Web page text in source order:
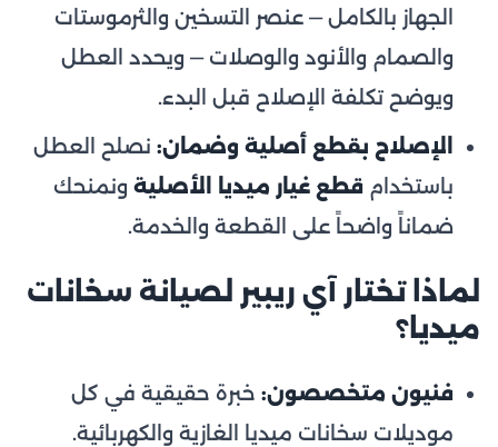
الجهاز بالكامل — عنصر التسخين والثرموستات
والصمام والأنود والوصلات — ويحدد العطل
ويوضح تكلفة الإصلاح قبل البدء.
الإصلاح بقطع أصلية وضمان: نصلح العطل
باستخدام قطع غيار ميديا الأصلية ونمنحك
ضماناً واضحاً على القطعة والخدمة.
لماذا تختار آي ريبير لصيانة سخانات
ميديا؟
فنيون متخصصون: خبرة حقيقية في كل
موديلات سخانات ميديا الغازية والكهربائية.